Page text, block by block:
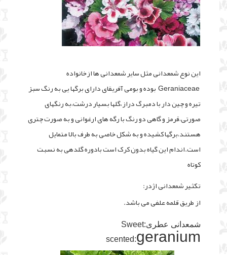
این نوع شمعدانی مثل سایر شمعدانی ها ازخانواده
Geraniaceae بوده و بومی آفریقای دارای برگها یی به رنگ سبز
تیره و چین دار با دمبرگ دراز،گلها بسیار درشت،به رنگهای
صورتی،قرمز و گاهی دو رنگ با رگه های ارغوانی و به صورت چتری
هستند،برگها کشیده و به شکل خاصی به طرف بالا متمایل
است.اندام این گیاه بدون کرک است بادوره گلدهی به نسبت
کوتاه
تکثیر شمعدانی اژدر:
از طریق قلمه علفی می باشد.
شمعدانی عطری:Sweet
scented:geranium